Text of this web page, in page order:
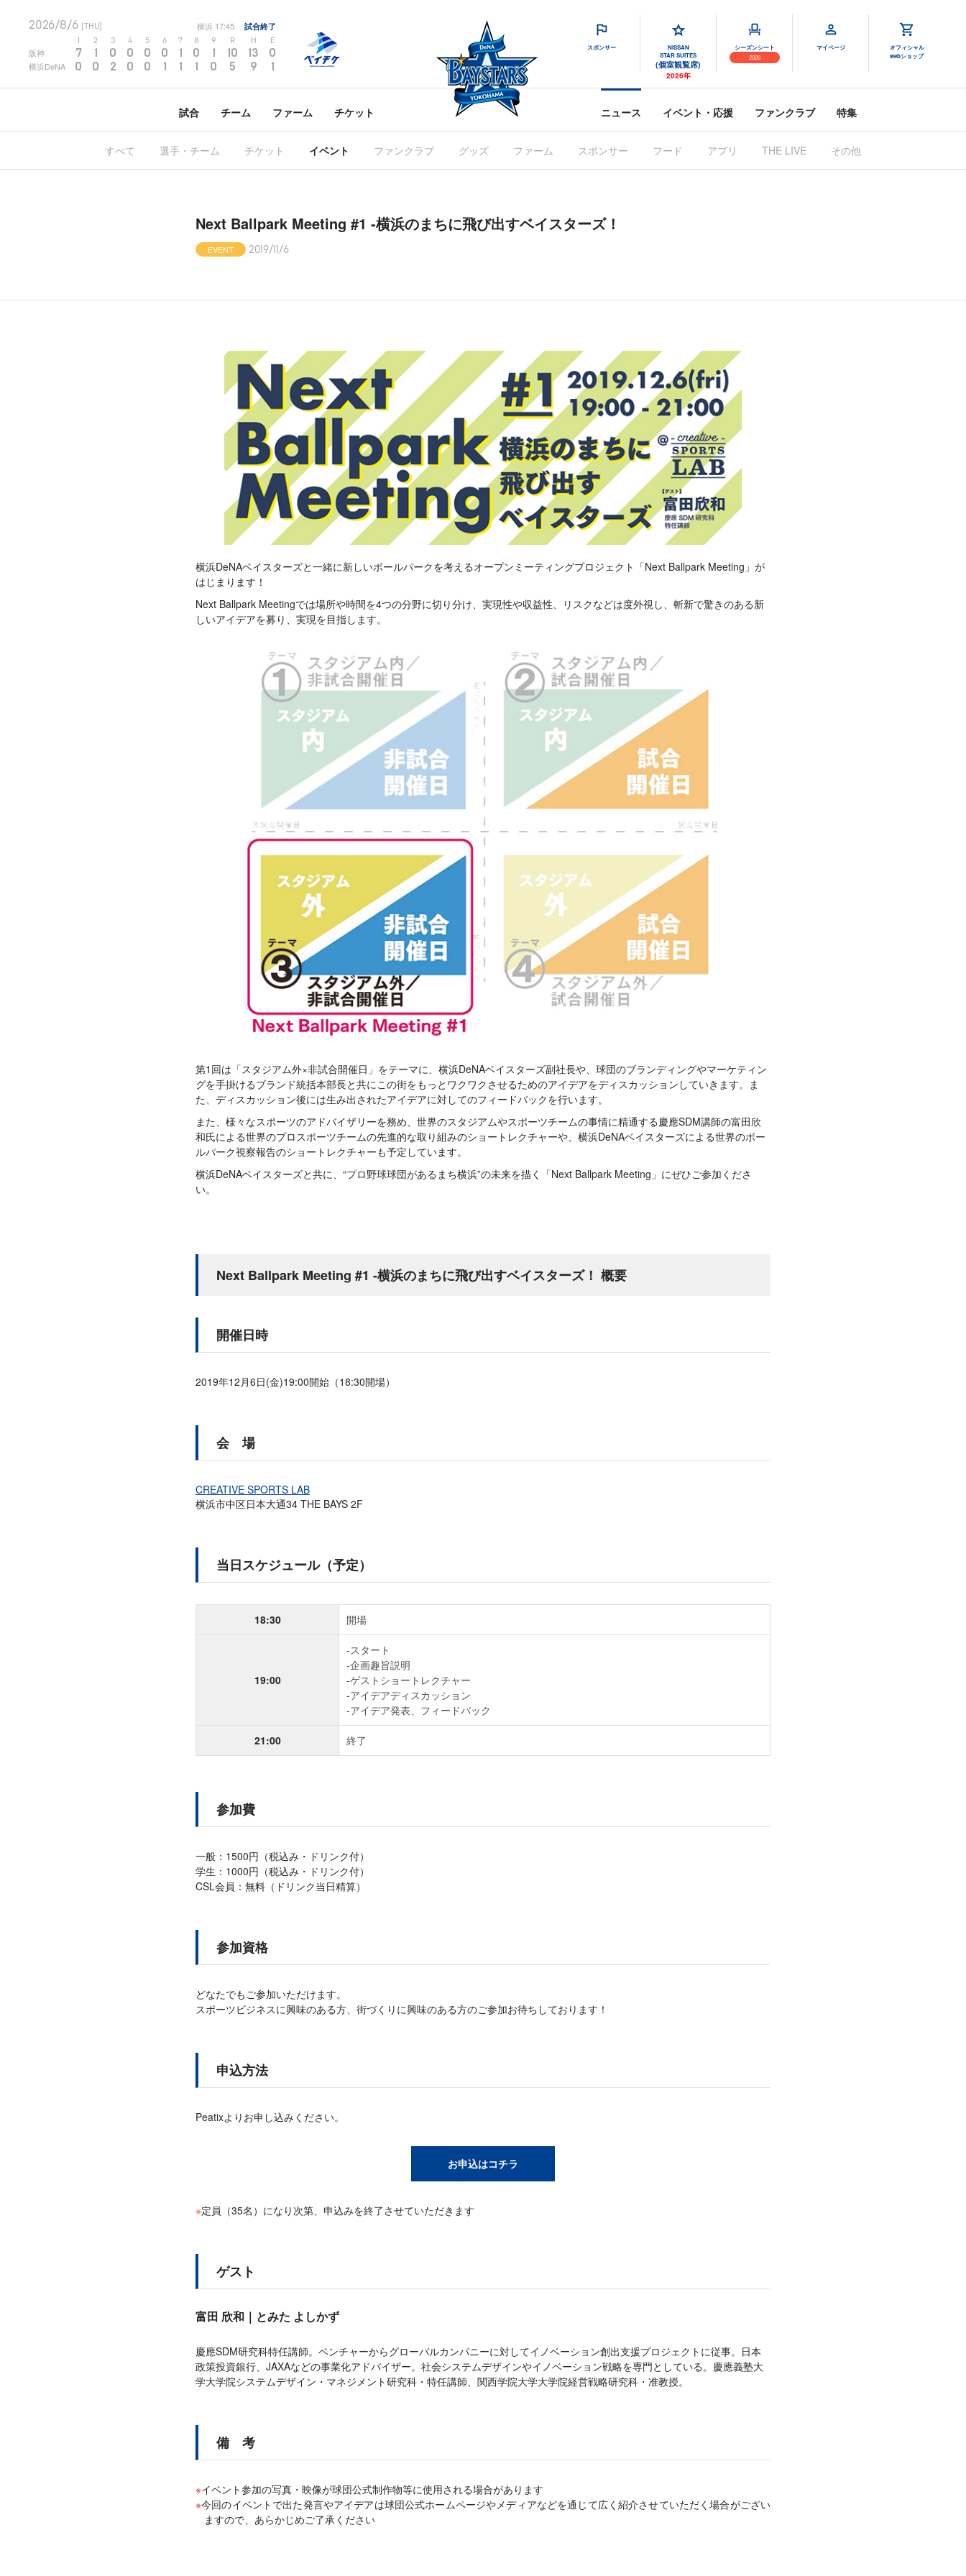
2026/8/6 [THU] 横浜 17:45 試合終了
2 3 4 5 6 7 8 9 R H E
阪神 7 1 0 0 0 0 1 0 1 10 13 0
横浜DeNA 0 0 2 0 0 1 1 1 0 5 9 1
スポンサー
NISSAN
STAR SUITES
(個室観覧席)
2026年
シーズンシート
2026
マイページ
オフィシャル
webショップ
試合 チーム ファーム チケット ニュース イベント・応援 ファンクラブ 特集
すべて 選手・チーム チケット イベント ファンクラブ グッズ ファーム スポンサー フード アプリ THE LIVE その他
Next Ballpark Meeting #1 -横浜のまちに飛び出すベイスターズ！
EVENT 2019/11/6
横浜DeNAベイスターズと一緒に新しいボールパークを考えるオープンミーティングプロジェクト「Next Ballpark Meeting」が
はじまります！
Next Ballpark Meetingでは場所や時間を4つの分野に切り分け、実現性や収益性、リスクなどは度外視し、斬新で驚きのある新
しいアイデアを募り、実現を目指します。
第1回は「スタジアム外×非試合開催日」をテーマに、横浜DeNAベイスターズ副社長や、球団のブランディングやマーケティン
グを手掛けるブランド統括本部長と共にこの街をもっとワクワクさせるためのアイデアをディスカッションしていきます。ま
た、ディスカッション後には生み出されたアイデアに対してのフィードバックを行います。
また、様々なスポーツのアドバイザリーを務め、世界のスタジアムやスポーツチームの事情に精通する慶應SDM講師の富田欣
和氏による世界のプロスポーツチームの先進的な取り組みのショートレクチャーや、横浜DeNAベイスターズによる世界のボー
ルパーク視察報告のショートレクチャーも予定しています。
横浜DeNAベイスターズと共に、“プロ野球球団があるまち横浜”の未来を描く「Next Ballpark Meeting」にぜひご参加くださ
い。
Next Ballpark Meeting #1 -横浜のまちに飛び出すベイスターズ！ 概要
開催日時
2019年12月6日(金)19:00開始（18:30開場）
会 場
CREATIVE SPORTS LAB
横浜市中区日本大通34 THE BAYS 2F
当日スケジュール（予定）
18:30 開場
19:00
-スタート
-企画趣旨説明
-ゲストショートレクチャー
-アイデアディスカッション
-アイデア発表、フィードバック
21:00 終了
参加費
一般：1500円（税込み・ドリンク付）
学生：1000円（税込み・ドリンク付）
CSL会員：無料（ドリンク当日精算）
参加資格
どなたでもご参加いただけます。
スポーツビジネスに興味のある方、街づくりに興味のある方のご参加お待ちしております！
申込方法
Peatixよりお申し込みください。
お申込はコチラ
※定員（35名）になり次第、申込みを終了させていただきます
ゲスト
富田 欣和｜とみた よしかず
慶應SDM研究科特任講師。ベンチャーからグローバルカンパニーに対してイノベーション創出支援プロジェクトに従事。日本
政策投資銀行、JAXAなどの事業化アドバイザー。社会システムデザインやイノベーション戦略を専門としている。慶應義塾大
学大学院システムデザイン・マネジメント研究科・特任講師、関西学院大学大学院経営戦略研究科・准教授。
備 考
イベント参加の写真・映像が球団公式制作物等に使用される場合があります
今回のイベントで出た発言やアイデアは球団公式ホームページやメディアなどを通じて広く紹介させていただく場合がござい
ますので、あらかじめご了承ください